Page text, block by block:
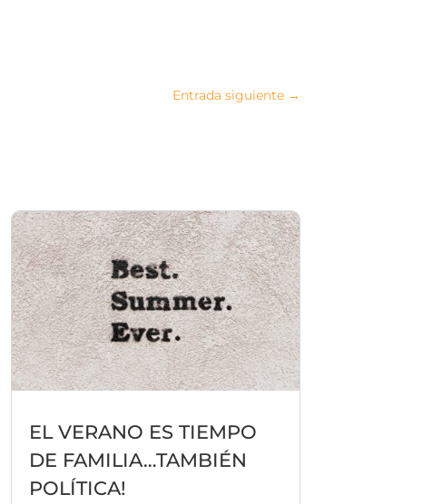
Entrada siguiente→
EL VERANO ES TIEMPO
DE FAMILIA…TAMBIÉN
POLÍTICA!